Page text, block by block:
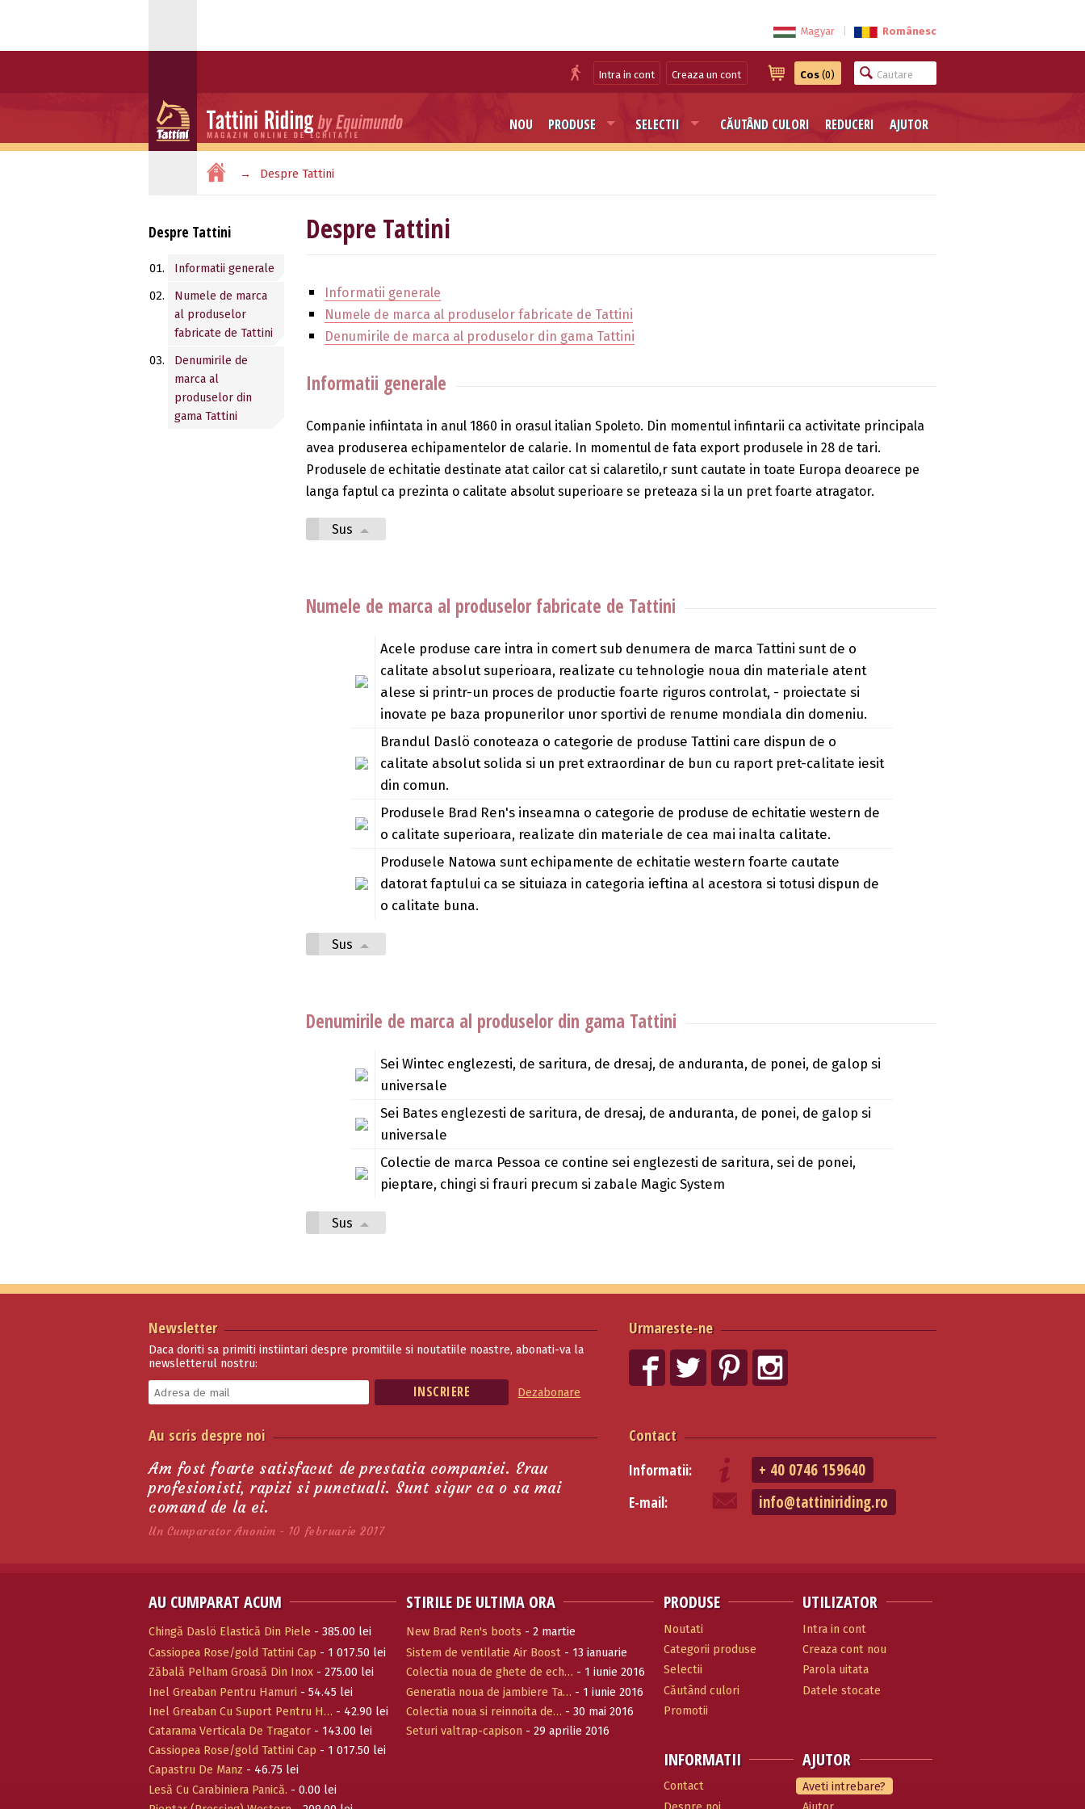
Magyar Românesc
Intra in cont Creaza un cont Cos (0)
NOU PRODUSE SELECTII CĂUTÂND CULORI REDUCERI AJUTOR
Despre Tattini
Despre Tattini
Informatii generale
Numele de marca
al produselor
fabricate de Tattini
Denumirile de
marca al
produselor din
gama Tattini
Despre Tattini
Informatii generale
Numele de marca al produselor fabricate de Tattini
Denumirile de marca al produselor din gama Tattini
Informatii generale
Companie infiintata in anul 1860 in orasul italian Spoleto. Din momentul infintarii ca activitate principala
avea produserea echipamentelor de calarie. In momentul de fata export produsele in 28 de tari.
Produsele de echitatie destinate atat cailor cat si calaretilo,r sunt cautate in toate Europa deoarece pe
langa faptul ca prezinta o calitate absolut superioare se preteaza si la un pret foarte atragator.
Sus
Numele de marca al produselor fabricate de Tattini
Acele produse care intra in comert sub denumera de marca Tattini sunt de o
calitate absolut superioara, realizate cu tehnologie noua din materiale atent
alese si printr-un proces de productie foarte riguros controlat, - proiectate si
inovate pe baza propunerilor unor sportivi de renume mondiala din domeniu.
Brandul Daslö conoteaza o categorie de produse Tattini care dispun de o
calitate absolut solida si un pret extraordinar de bun cu raport pret-calitate iesit
din comun.
Produsele Brad Ren's inseamna o categorie de produse de echitatie western de
o calitate superioara, realizate din materiale de cea mai inalta calitate.
Produsele Natowa sunt echipamente de echitatie western foarte cautate
datorat faptului ca se situiaza in categoria ieftina al acestora si totusi dispun de
o calitate buna.
Sus
Denumirile de marca al produselor din gama Tattini
Sei Wintec englezesti, de saritura, de dresaj, de anduranta, de ponei, de galop si
universale
Sei Bates englezesti de saritura, de dresaj, de anduranta, de ponei, de galop si
universale
Colectie de marca Pessoa ce contine sei englezesti de saritura, sei de ponei,
pieptare, chingi si frauri precum si zabale Magic System
Sus
Urmareste-ne
Newsletter
Daca doriti sa primiti instiintari despre promitiile si noutatiile noastre, abonati-va la
newsletterul nostru:
Dezabonare
Contact
Informatii: + 40 0746 159640
E-mail: info@tattiniriding.ro
Au scris despre noi
Am fost foarte satisfacut de prestatia companiei. Erau
profesionisti, rapizi si punctuali. Sunt sigur ca o sa mai
comand de la ei.
Un Cumparator Anonim - 10 februarie 2017
AU CUMPARAT ACUM
Chingă Daslö Elastică Din Piele - 385.00 lei
Cassiopea Rose/gold Tattini Cap - 1 017.50 lei
Zăbală Pelham Groasă Din Inox - 275.00 lei
Inel Greaban Pentru Hamuri - 54.45 lei
Inel Greaban Cu Suport Pentru H… - 42.90 lei
Catarama Verticala De Tragator - 143.00 lei
Cassiopea Rose/gold Tattini Cap - 1 017.50 lei
Capastru De Manz - 46.75 lei
Lesă Cu Carabiniera Panică. - 0.00 lei
STIRILE DE ULTIMA ORA
New Brad Ren's boots - 2 martie
Sistem de ventilatie Air Boost- 13 ianuarie
2017
Colectia noua de ghete de ech… - 1 iunie 2016
Generatia noua de jambiere Ta… - 1 iunie 2016
Colectia noua si reinnoita de… - 30 mai 2016
Seturi valtrap-capison - 29 aprilie 2016
PRODUSE
Noutati
Categorii produse
Selectii
Căutând culori
Promotii
INFORMATII
Contact
UTILIZATOR
Intra in cont
Creaza cont nou
Parola uitata
Datele stocate
AJUTOR
Aveti intrebare?